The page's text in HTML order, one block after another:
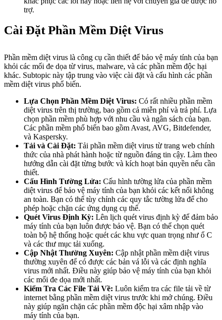
trợ.
Cài Đặt Phần Mềm Diệt Virus
Phần mềm diệt virus là công cụ cần thiết để bảo vệ máy tính của bạn
khỏi các mối đe dọa từ virus, malware, và các phần mềm độc hại
khác. Subtopic này tập trung vào việc cài đặt và cấu hình các phần
mềm diệt virus phổ biến.
Lựa Chọn Phần Mềm Diệt Virus: Có rất nhiều phần mềm
diệt virus trên thị trường, bao gồm cả miễn phí và trả phí. Lựa
chọn phần mềm phù hợp với nhu cầu và ngân sách của bạn.
Các phần mềm phổ biến bao gồm Avast, AVG, Bitdefender,
và Kaspersky.
Tải và Cài Đặt: Tải phần mềm diệt virus từ trang web chính
thức của nhà phát hành hoặc từ nguồn đáng tin cậy. Làm theo
hướng dẫn cài đặt từng bước và kích hoạt bản quyền nếu cần
thiết.
Cấu Hình Tường Lửa: Cấu hình tường lửa của phần mềm
diệt virus để bảo vệ máy tính của bạn khỏi các kết nối không
an toàn. Bạn có thể tùy chỉnh các quy tắc tường lửa để cho
phép hoặc chặn các ứng dụng cụ thể.
Quét Virus Định Kỳ: Lên lịch quét virus định kỳ để đảm bảo
máy tính của bạn luôn được bảo vệ. Bạn có thể chọn quét
toàn bộ hệ thống hoặc quét các khu vực quan trọng như ổ C
và các thư mục tải xuống.
Cập Nhật Thường Xuyên: Cập nhật phần mềm diệt virus
thường xuyên để có được các bản vá lỗi và các định nghĩa
virus mới nhất. Điều này giúp bảo vệ máy tính của bạn khỏi
các mối đe dọa mới nhất.
Kiểm Tra Các File Tải Về: Luôn kiểm tra các file tải về từ
internet bằng phần mềm diệt virus trước khi mở chúng. Điều
này giúp ngăn chặn các phần mềm độc hại xâm nhập vào
máy tính của bạn.